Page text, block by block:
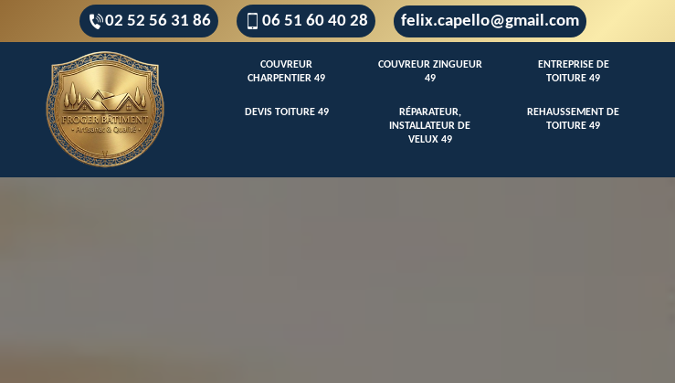
02 52 56 31 86 06 51 60 40 28 felix.capello@gmail.com
COUVREUR
CHARPENTIER 49
COUVREUR ZINGUEUR
49
ENTREPRISE DE
TOITURE 49
DEVIS TOITURE 49
RÉPARATEUR,
INSTALLATEUR DE
VELUX 49
REHAUSSEMENT DE
TOITURE 49